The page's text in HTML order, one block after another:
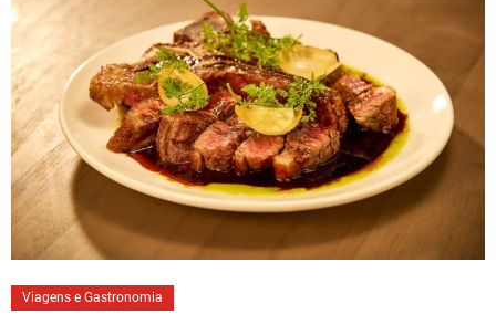
Viagens e Gastronomia